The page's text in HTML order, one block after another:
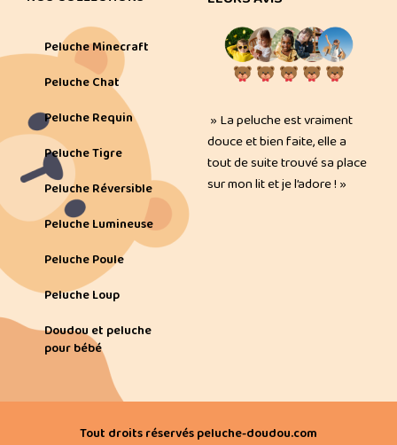
Peluche Minecraft
Peluche Chat
Peluche Requin
Peluche Tigre
Peluche Réversible
Peluche Lumineuse
Peluche Poule
Peluche Loup
Doudou et peluche
pour bébé
» La peluche est vraiment
douce et bien faite, elle a
tout de suite trouvé sa place
sur mon lit et je l’adore ! »
Tout droits réservés peluche-doudou.com